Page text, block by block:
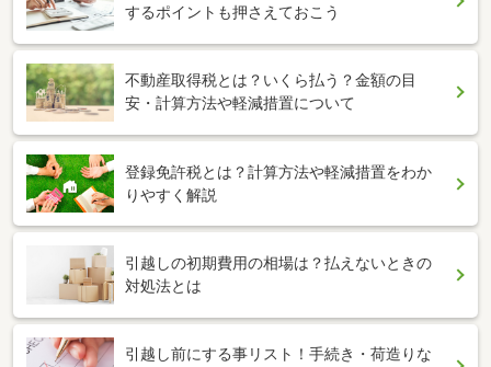
するポイントも押さえておこう
不動産取得税とは？いくら払う？金額の目
安・計算方法や軽減措置について
登録免許税とは？計算方法や軽減措置をわか
りやすく解説
引越しの初期費用の相場は？払えないときの
対処法とは
引越し前にする事リスト！手続き・荷造りな